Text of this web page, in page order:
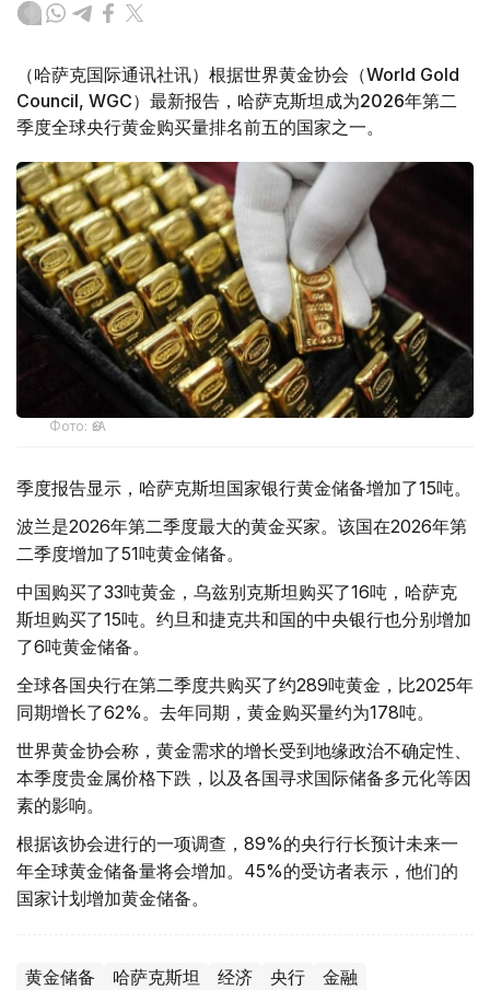
（哈萨克国际通讯社讯）根据世界黄金协会（World Gold
Council, WGC）最新报告，哈萨克斯坦成为2026年第二
季度全球央行黄金购买量排名前五的国家之一。
Фото: ӨзА
季度报告显示，哈萨克斯坦国家银行黄金储备增加了15吨。
波兰是2026年第二季度最大的黄金买家。该国在2026年第
二季度增加了51吨黄金储备。
中国购买了33吨黄金，乌兹别克斯坦购买了16吨，哈萨克
斯坦购买了15吨。约旦和捷克共和国的中央银行也分别增加
了6吨黄金储备。
全球各国央行在第二季度共购买了约289吨黄金，比2025年
同期增长了62%。去年同期，黄金购买量约为178吨。
世界黄金协会称，黄金需求的增长受到地缘政治不确定性、
本季度贵金属价格下跌，以及各国寻求国际储备多元化等因
素的影响。
根据该协会进行的一项调查，89%的央行行长预计未来一
年全球黄金储备量将会增加。45%的受访者表示，他们的
国家计划增加黄金储备。
黄金储备 哈萨克斯坦 经济 央行 金融